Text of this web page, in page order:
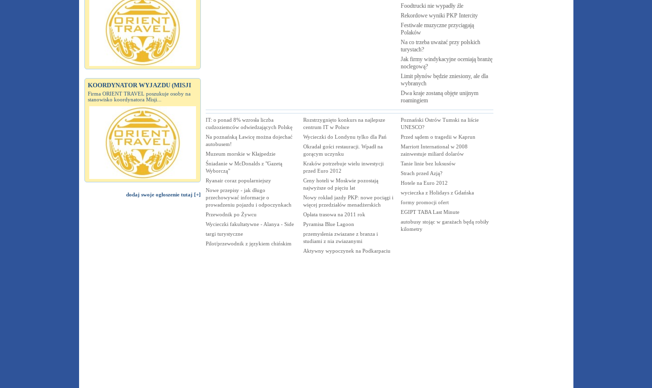
KOORDYNATOR WYJAZDU (MISJI
Firma ORIENT TRAVEL poszukuje osoby na
stanowisko koordynatora Misji...
dodaj swoje ogłoszenie tutaj [+]
Foodtrucki nie wypadły źle
Rekordowe wyniki PKP Intercity
Festiwale muzyczne przyciągają
Polaków
Na co trzeba uważać przy polskich
turystach?
Jak firmy windykacyjne oceniają branżę
noclegową?
Limit płynów będzie zniesiony, ale dla
wybranych
Dwa kraje zostaną objęte unijnym
roamingiem
IT: o ponad 8% wzrosła liczba
cudzoziemców odwiedzających Polskę
Na poznańską Ławicę można dojechać
autobusem!
Muzeum morskie w Kłajpedzie
Śniadanie w McDonalds z "Gazetą
Wyborczą"
Ryanair coraz popularniejszy
Nowe przepisy - jak długo
przechowywać informacje o
prowadzeniu pojazdu i odpoczynkach
Przewodnik po Żywcu
Wycieczki fakultatywne - Alanya - Side
targi turystyczne
Pilot/przewodnik z językiem chińskim
Rozstrzygnięto konkurs na najlepsze
centrum IT w Polsce
Wycieczki do Londynu tylko dla Pań
Okradał gości restauracji. Wpadł na
gorącym uczynku
Kraków potrzebuje wielu inwestycji
przed Euro 2012
Ceny hoteli w Moskwie pozostają
najwyższe od pięciu lat
Nowy rokład jazdy PKP: nowe pociągi i
więcej przedziałów menadżerskich
Opłata trasowa na 2011 rok
Pyramisa Blue Lagoon
przemyslenia zwiazane z branza i
studiami z nia zwiazanymi
Aktywny wypoczynek na Podkarpaciu
Poznański Ostrów Tumski na liście
UNESCO?
Przed sądem o tragedii w Kaprun
Marriott International w 2008
zainwestuje miliard dolarów
Tanie linie bez luksusów
Strach przed Azją?
Hotele na Euro 2012
wycieczka z Holidays z Gdańska
formy promocji ofert
EGIPT TABA Last Minute
autobusy stojąc w garażach będą robiły
kilometry